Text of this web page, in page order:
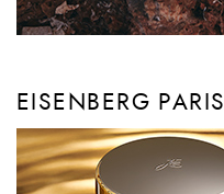
EISENBERG PARIS